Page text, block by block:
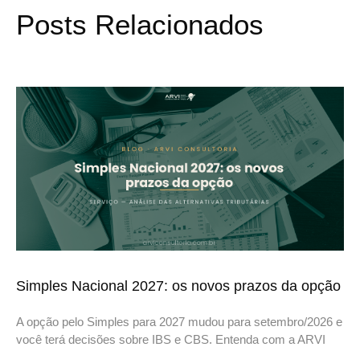
Posts Relacionados
Simples Nacional 2027: os novos prazos da opção
A opção pelo Simples para 2027 mudou para setembro/2026 e
você terá decisões sobre IBS e CBS. Entenda com a ARVI